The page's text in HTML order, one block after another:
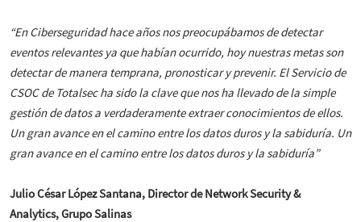
“En Ciberseguridad hace años nos preocupábamos de detectar
eventos relevantes ya que habían ocurrido, hoy nuestras metas son
detectar de manera temprana, pronosticar y prevenir. El Servicio de
CSOC de Totalsec ha sido la clave que nos ha llevado de la simple
gestión de datos a verdaderamente extraer conocimientos de ellos.
Un gran avance en el camino entre los datos duros y la sabiduría. Un
gran avance en el camino entre los datos duros y la sabiduría”
Julio César López Santana, Director de Network Security &
Analytics, Grupo Salinas